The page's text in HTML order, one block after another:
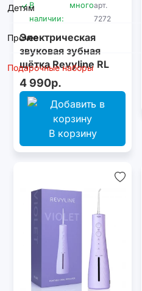
Детям
Прочее
Подарочные наборы
В
наличии:
многоарт.
7272
Электрическая
звуковая зубная
щётка Revyline RL
070 Violet
4 990р.
В корзину